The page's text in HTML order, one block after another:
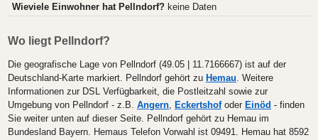
Wieviele Einwohner hat Pellndorf? keine Daten
Wo liegt Pellndorf?
Die geografische Lage von Pellndorf (49.05 | 11.7166667) ist auf der
Deutschland-Karte markiert. Pellndorf gehört zu Hemau. Weitere
Informationen zur DSL Verfügbarkeit, die Postleitzahl sowie zur
Umgebung von Pellndorf - z.B. Angern, Eckertshofoder Einöd - finden
Sie weiter unten auf dieser Seite. Pellndorf gehört zu Hemau im
Bundesland Bayern. Hemaus Telefon Vorwahl ist 09491. Hemau hat 8592